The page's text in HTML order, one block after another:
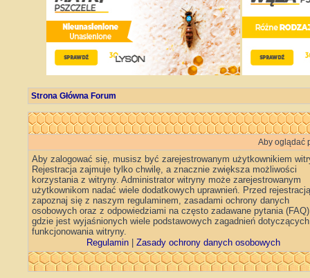
Strona Główna Forum
Aby oglądać
Aby zalogować się, musisz być zarejestrowanym użytkownikiem
Rejestracja zajmuje tylko chwilę, a znacznie zwiększa możliwości
korzystania z witryny. Administrator witryny może zarejestrowanym
użytkownikom nadać wiele dodatkowych uprawnień. Przed rejestracją
zapoznaj się z naszym regulaminem, zasadami ochrony danych
osobowych oraz z odpowiedziami na często zadawane pytania
gdzie jest wyjaśnionych wiele podstawowych zagadnień dotyczących
funkcjonowania witryny.
Regulamin
Zasady ochrony danych osobowych